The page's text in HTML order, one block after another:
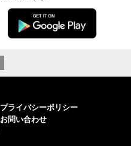
プライバシーポリシー
お問い合わせ